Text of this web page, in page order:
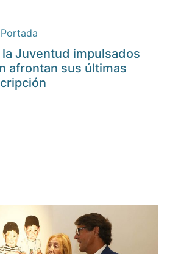
Portada
Juventud impulsados
afrontan sus últimas